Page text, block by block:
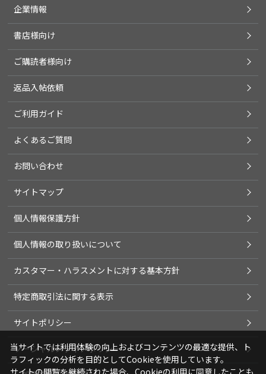
企業情報
書店様向け
ご購読者様向け
返品入帖依頼
ご利用ガイド
よくあるご質問
お問い合わせ
サイトマップ
個人情報保護方針
個人情報の取り扱いについて
カスタマー・ハラスメントに対する基本方針
特定商取引法に関する表示
サイトポリシー
ソーシャルメディアポリシー
当サイトでは利用体験の向上およびコンテンツの最適な提供、ト
ラフィックの分析を目的としてCookieを使用しています。